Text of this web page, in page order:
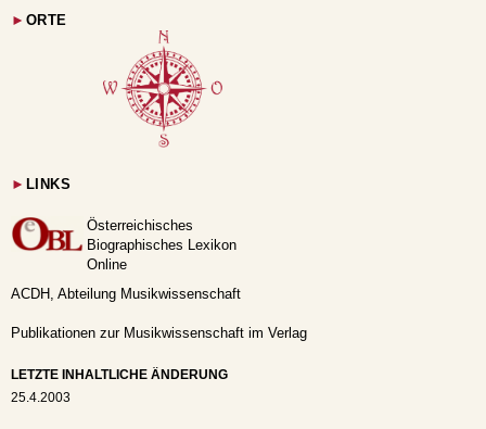
► ORTE
► LINKS
Österreichisches
Biographisches Lexikon
Online
ACDH, Abteilung Musikwissenschaft
Publikationen zur Musikwissenschaft im Verlag
LETZTE INHALTLICHE ÄNDERUNG
25.4.2003